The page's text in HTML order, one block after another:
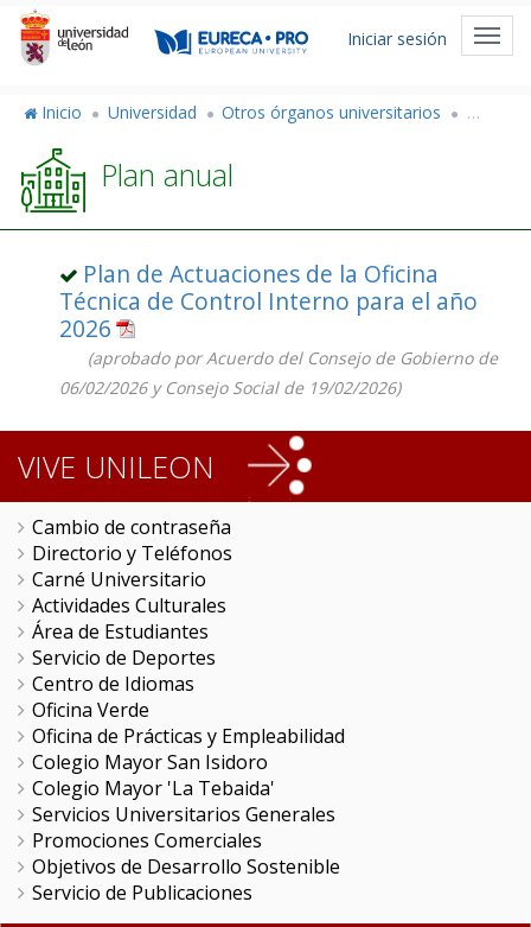
Pasar
contenido
Menú
cuenta
Iniciar sesión
Inicio Universidad Otros órganos universitarios Oficina
Plan anual
Plan de Actuaciones de la Oficina
Técnica de Control Interno para el año
2026
(aprobado por Acuerdo del Consejo de Gobierno de
06/02/2026 y Consejo Social de 19/02/2026)
VIVE UNILEON
Cambio de contraseña
Directorio y Teléfonos
Carné Universitario
Actividades Culturales
Área de Estudiantes
Servicio de Deportes
Centro de Idiomas
Oficina Verde
Oficina de Prácticas y Empleabilidad
Colegio Mayor San Isidoro
Colegio Mayor 'La Tebaida'
Servicios Universitarios Generales
Promociones Comerciales
Objetivos de Desarrollo Sostenible
Servicio de Publicaciones